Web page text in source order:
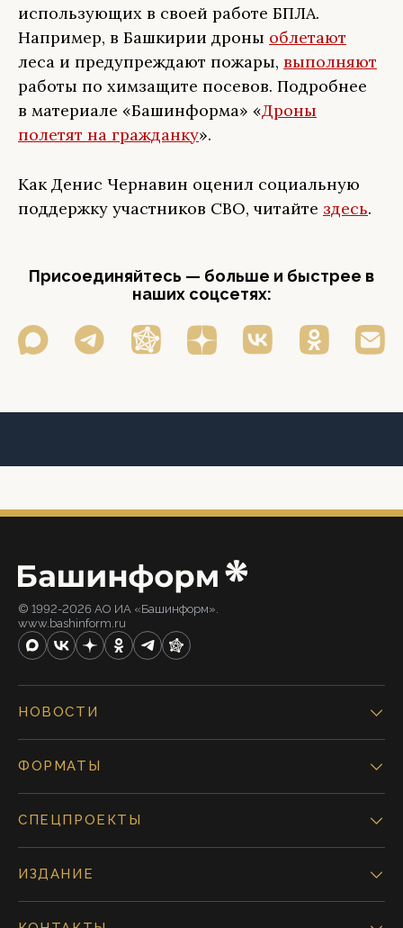
использующих в своей работе БПЛА.
Например, в Башкирии дроны облетают
леса и предупреждают пожары, выполняют
работы по химзащите посевов. Подробнее
в материале «Башинформа» «Дроны
полетят на гражданку».
Как Денис Чернавин оценил социальную
поддержку участников СВО, читайте здесь.
Присоединяйтесь — больше и быстрее в
наших соцсетях:
© 1992-2026 АО ИА «Башинформ».
www.bashinform.ru
НОВОСТИ
ФОРМАТЫ
СПЕЦПРОЕКТЫ
ИЗДАНИЕ